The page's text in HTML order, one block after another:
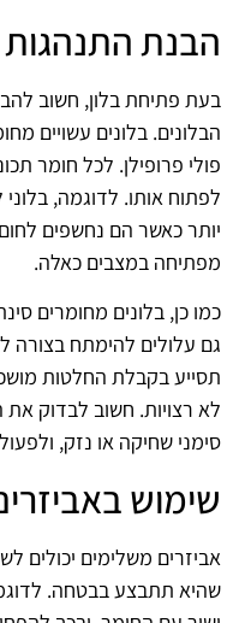
הבנת התנהגות
בעת פתיחת בלון, חשוב
הבלונים. בלונים עשויים
פולי פרופילן. לכל חומר
לפתוח אותו. לדוגמה,
יותר כאשר הם נחשפים
מפתיחה במצבים כאלה.
כמו כן, בלונים מחומרים
גם עלולים להימתח בצורה
תסייע בקבלת החלטות
לא רצויות. חשוב לבדוק את
סימני שחיקה או נזק,
שימוש
אביזרים משלימים יכולים
שהיא תתבצע בבטחה.